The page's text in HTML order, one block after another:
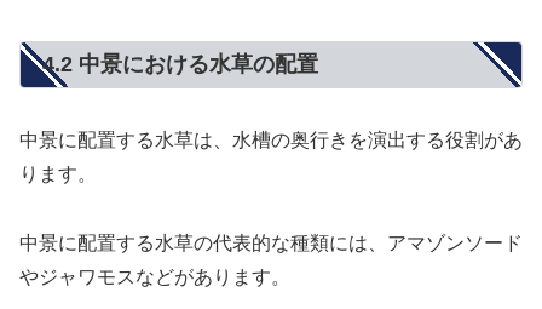
4.2 中景における水草の配置
中景に配置する水草は、水槽の奥行きを演出する役割があ
ります。
中景に配置する水草の代表的な種類には、アマゾンソード
やジャワモスなどがあります。